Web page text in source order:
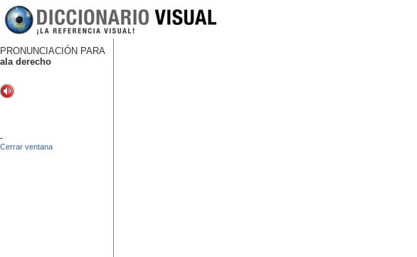
PRONUNCIACIÓN PARA
ala derecho
-
Cerrar ventana